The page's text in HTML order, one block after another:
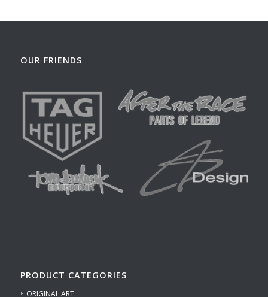
OUR FRIENDS
PRODUCT CATEGORIES
ORIGINAL ART